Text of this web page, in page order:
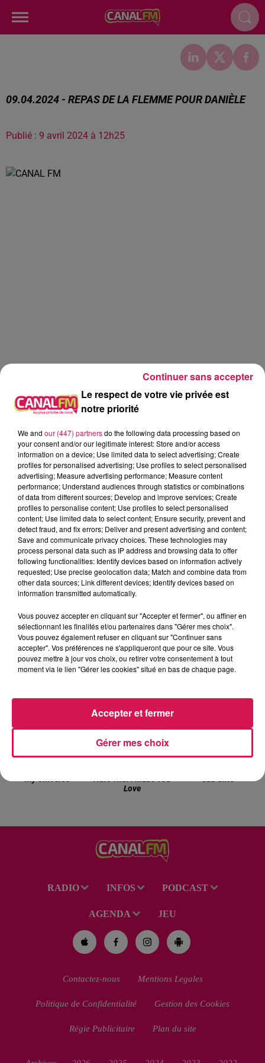
09.04.2024 - REPAS DE LA FLEMME POUR DANIÈLE
Publié : 9 avril 2024 à 12h25
La Ligne des Auditeurs
0:00 2 min 1 sec
9 avril 2024 - 2 min 1 sec
09.04.2024 - REPAS DE LA FLEMME POUR
DANIÈLE
Love
RADIO INFOS PODCAST
AGENDA JEU
Contactez-nous Mentions Legales
Politique de Confidentialité Gestion des Cookies
Régie Publicitaire Plan du site
Le respect de votre vie privée est
notre priorité
We and our (447) partnersdo the following data processing based on
your consent and/or our legitimate interest: Store and/or access
information on a device; Use limited data to select advertising; Create
profiles for personalised advertising; Use profiles to select personalised
advertising; Measure advertising performance; Measure content
performance; Understand audiences through statistics or combinations
of data from different sources; Develop and improve services; Create
profiles to personalise content; Use profiles to select personalised
content; Use limited data to select content; Ensure security, prevent and
detect fraud, and fix errors; Deliver and present advertising and content;
Save and communicate privacy choices. These technologies may
process personal data such as IP address and browsing data to offer
following functionalities: Identify devices based on information actively
requested; Use precise geolocation data; Match and combine data from
other data sources; Link different devices; Identify devices based on
information transmitted automatically.
Vous pouvez accepter en cliquant sur "Accepter et fermer", ou affiner en
sélectionnant les finalités et/ou partenaires dans "Gérer mes choix".
Vous pouvez également refuser en cliquant sur "Continuer sans
accepter". Vos préférences ne s'appliqueront que pour ce site. Vous
pouvez mettre à jour vos choix, ou retirer votre consentement à tout
moment via le lien "Gérer les cookies" situé en bas de chaque page.
Gérer mes choix
Accepter et fermer
Continuer sans accepter